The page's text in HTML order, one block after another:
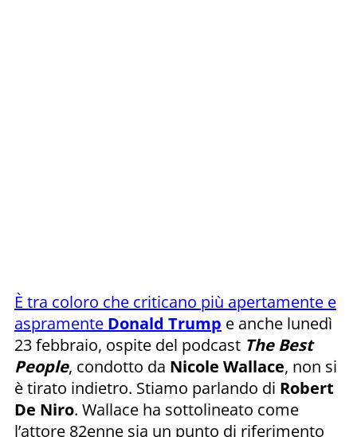
È tra coloro che criticano più apertamente e
aspramente Donald Trump e anche lunedì
23 febbraio, ospite del podcast The Best
People, condotto da Nicole Wallace, non si
è tirato indietro. Stiamo parlando di Robert
De Niro. Wallace ha sottolineato come
l’attore 82enne sia un punto di riferimento